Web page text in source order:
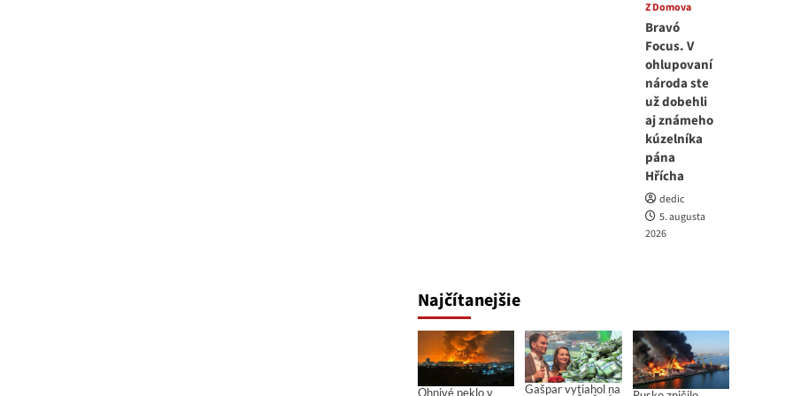
Z Domova
Bravó
Focus. V
ohlupovaní
národa ste
už dobehli
aj známeho
kúzelníka
pána
Hřícha
dedic
5. augusta
2026
Najčítanejšie
Ohnivé peklo v
Gašpar vytiahol na